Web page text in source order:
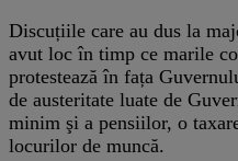
Discuțiile care au dus la
avut loc în timp ce marile
protestează în fața
de austeritate luate de
minim şi a pensiilor, o
locurilor de muncă.